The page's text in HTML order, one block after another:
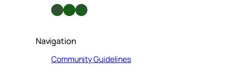
Facebook X GitHub
Navigation
Community Guidelines